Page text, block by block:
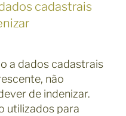
cadastrais
a dados cadastrais
não
de indenizar.
utilizados para